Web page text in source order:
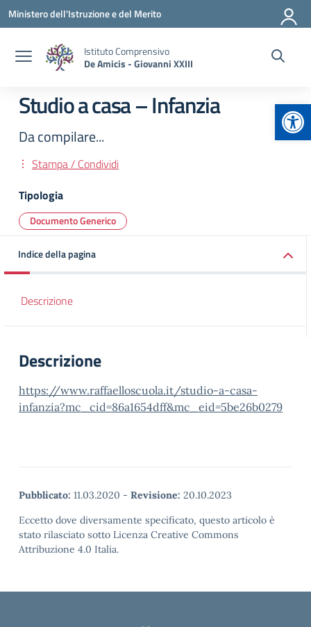
Vai ai contenuti
Vai al menu di navigazione
Vai al footer
Ministero dell'Istruzione e del Merito
Istituto Comprensivo
De Amicis - Giovanni XXIII
Studio a casa – Infanzia
Da compilare...
Stampa / Condividi
Tipologia
Documento Generico
Indice della pagina
Descrizione
Descrizione
https://www.raffaelloscuola.it/studio-a-casa-
infanzia?mc_cid=86a1654dff&mc_eid=5be26b0279
Pubblicato: 11.03.2020 - Revisione: 20.10.2023
Eccetto dove diversamente specificato, questo articolo è
stato rilasciato sotto Licenza Creative Commons
Attribuzione 4.0 Italia.